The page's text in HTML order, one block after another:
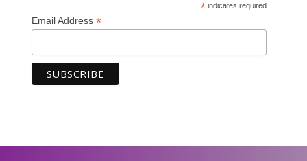
*indicates required
Email Address *